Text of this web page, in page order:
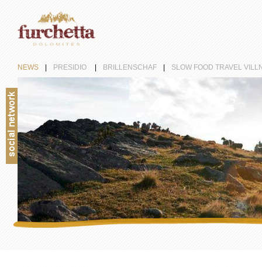
NEWS PRESIDIO BRILLENSCHAF SLOW FOOD TRAVEL